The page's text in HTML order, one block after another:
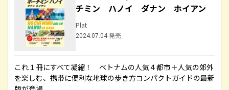
チミン ハノイ ダナン ホイアン
Plat
2024.07.04 発売
これ１冊にすべて凝縮！ ベトナムの人気４都市＋人気の郊外
を楽しむ、携帯に便利な地球の歩き方コンパクトガイドの最新